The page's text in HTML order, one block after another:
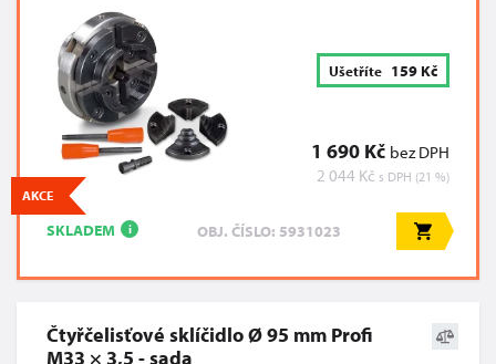
Ušetříte 159 Kč
1 690 Kč bez DPH
2 044 Kč s DPH (21 %)
AKCE
SKLADEM i OBJ. ČÍSLO: 5931023
Čtyřčelisťové sklíčidlo Ø 95 mm Profi
M33 × 3,5 - sada